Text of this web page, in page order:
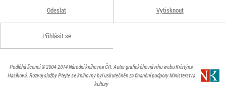
Odeslat Vytisknout
Přihlásit se
Podléhá licenci© 2004-2014Národní knihovna ČR. Autor grafického návrhu webu Kristýna
Hasíková. Rozvoj služby Ptejte se knihovny byl uskutečněn za finanční podpory Ministerstva
kultury